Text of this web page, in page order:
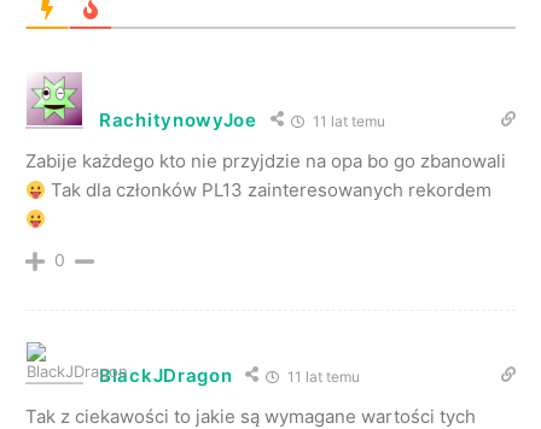
RachitynowyJoe 11 lat temu
Zabije każdego kto nie przyjdzie na opa bo go zbanowali
Tak dla członków PL13 zainteresowanych rekordem
0
BlackJDragon 11 lat temu
Tak z ciekawości to jakie są wymagane wartości tych